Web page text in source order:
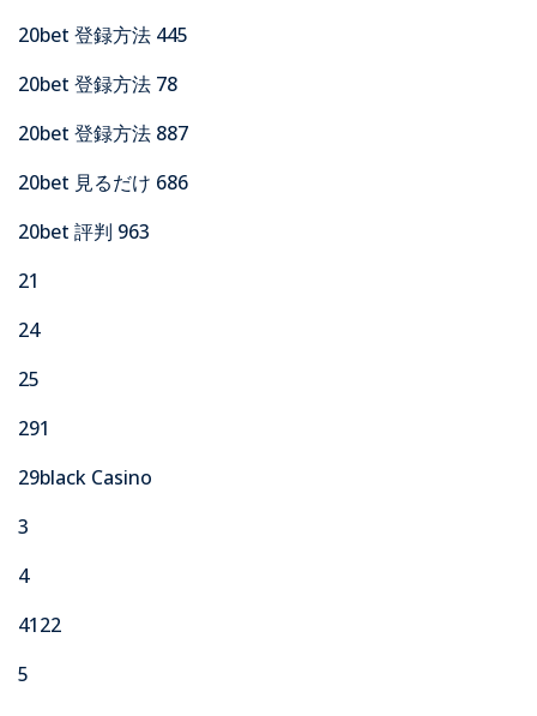
20bet 登録方法 445
20bet 登録方法 78
20bet 登録方法 887
20bet 見るだけ 686
20bet 評判 963
21
24
25
291
29black Casino
3
4
4122
5